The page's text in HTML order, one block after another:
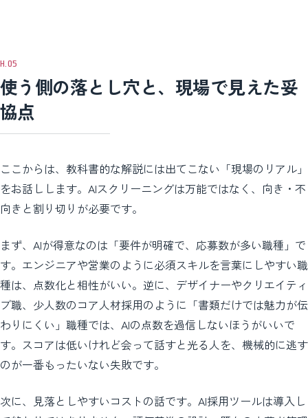
使う側の落とし穴と、現場で見えた妥
協点
ここからは、教科書的な解説には出てこない「現場のリアル」
をお話しします。AIスクリーニングは万能ではなく、向き・不
向きと割り切りが必要です。
まず、AIが得意なのは「要件が明確で、応募数が多い職種」で
す。エンジニアや営業のように必須スキルを言葉にしやすい職
種は、点数化と相性がいい。逆に、デザイナーやクリエイティ
ブ職、少人数のコア人材採用のように「書類だけでは魅力が伝
わりにくい」職種では、AIの点数を過信しないほうがいいで
す。スコアは低いけれど会って話すと光る人を、機械的に逃す
のが一番もったいない失敗です。
次に、見落としやすいコストの話です。AI採用ツールは導入し